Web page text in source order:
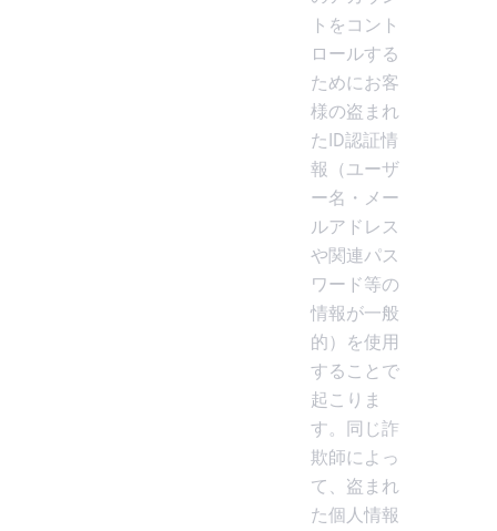
トをコント
ロールする
ためにお客
様の盗まれ
たID認証情
報（ユーザ
ー名・メー
ルアドレス
や関連パス
ワード等の
情報が一般
的）を使用
することで
起こりま
す。同じ詐
欺師によっ
て、盗まれ
た個人情報